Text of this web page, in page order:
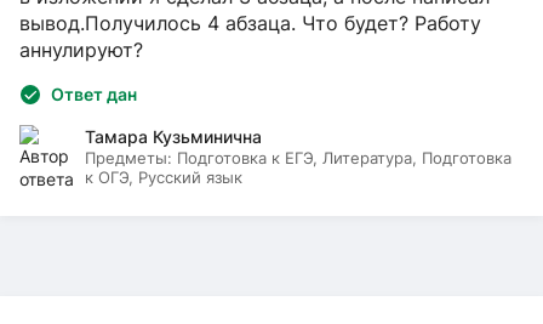
вывод.Получилось 4 абзаца. Что будет? Работу
аннулируют?
Ответ дан
Тамара Кузьминична
Предметы: Подготовка к ЕГЭ, Литература, Подготовка
к ОГЭ, Русский язык